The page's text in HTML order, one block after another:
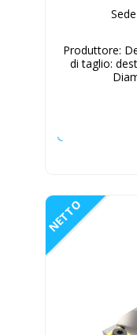
Produttore:
di taglio:
NETTO